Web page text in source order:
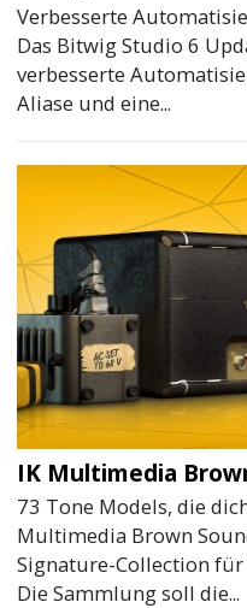
Verbesserte
Das Bitwig Studio 6
verbesserte
Aliase und eine...
IK Multimedia
73 Tone Models, die
Multimedia Brown
Signature-Collection für
Die Sammlung soll die...